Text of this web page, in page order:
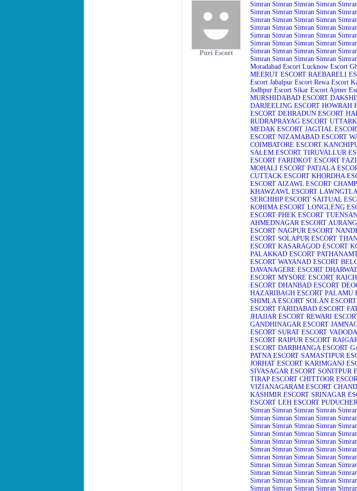
Puri Escort
Simran Simran Simran Simran
Simran Simran Simran Simran
Simran Simran Simran Simran
Simran Simran Simran Simran
Simran Simran Simran Simran
Simran Simran Simran Simran
Simran Simran Simran Simran
Simran Simran Simran Simran
Moradabad Escort Lucknow Escort
MEERUT ESCORT RAEBARELI
Escort Jabalpur Escort Rewa Escort
Jodhpur Escort Sikar Escort Ajmer
MURSHIDABAD ESCORT
DARJEELING ESCORT HOWRAH
ESCORT DEHRADUN ESCORT
RUDRAPRAYAG ESCORT
MEDAK ESCORT JAGTIAL
ESCORT NIZAMABAD ESCORT
COIMBATORE ESCORT
SALEM ESCORT TIRUVALLUR
ESCORT FARIDKOT ESCORT
MOHALI ESCORT PATIALA
CUTTACK ESCORT KHORDHA
ESCORT AIZAWL ESCORT
KHAWZAWL ESCORT
SERCHHIP ESCORT SAITUAL
KOHIMA ESCORT LONGLENG
ESCORT PHEK ESCORT
AHMEDNAGAR ESCORT
ESCORT NAGPUR ESCORT
ESCORT SOLAPUR ESCORT
ESCORT KASARAGOD ESCORT
PALAKKAD ESCORT
ESCORT WAYANAD ESCORT
DAVANAGERE ESCORT
ESCORT MYSORE ESCORT
ESCORT DHANBAD ESCORT
HAZARIBAGH ESCORT PALAMU
SHIMLA ESCORT SOLAN ESCORT
ESCORT FARIDABAD ESCORT
JHAJJAR ESCORT REWARI
GANDHINAGAR ESCORT
ESCORT SURAT ESCORT
ESCORT RAIPUR ESCORT
ESCORT DARBHANGA ESCORT
PATNA ESCORT SAMASTIPUR
JORHAT ESCORT KARIMGANJ
SIVASAGAR ESCORT SONITPUR
TIRAP ESCORT CHITTOOR
VIZIANAGARAM ESCORT
KASHMIR ESCORT SRINAGAR
ESCORT LEH ESCORT
Simran Simran Simran Simran
Simran Simran Simran Simran
Simran Simran Simran Simran
Simran Simran Simran Simran
Simran Simran Simran Simran
Simran Simran Simran Simran
Simran Simran Simran Simran
Simran Simran Simran Simran
Simran Simran Simran Simran
Simran Simran Simran Simran
Simran Simran Simran Simran